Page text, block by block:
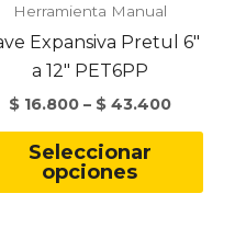
Herramienta Manual
Expansiva Pretul 6″
a 12″ PET6PP
$16.800– $43.400
Seleccionar
opciones
Este
tiene